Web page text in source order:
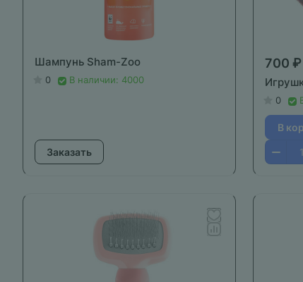
Шампунь Sham-Zoo
0 В наличии: 4000
Заказать
700 ₽
0
В